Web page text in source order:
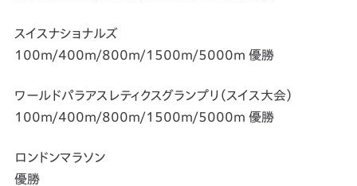
スイスナショナルズ
100m/400m/800m/1500m/5000m 優勝
ワールドパラアスレティクスグランプリ（スイス大会）
100m/400m/800m/1500m/5000m 優勝
ロンドンマラソン
優勝